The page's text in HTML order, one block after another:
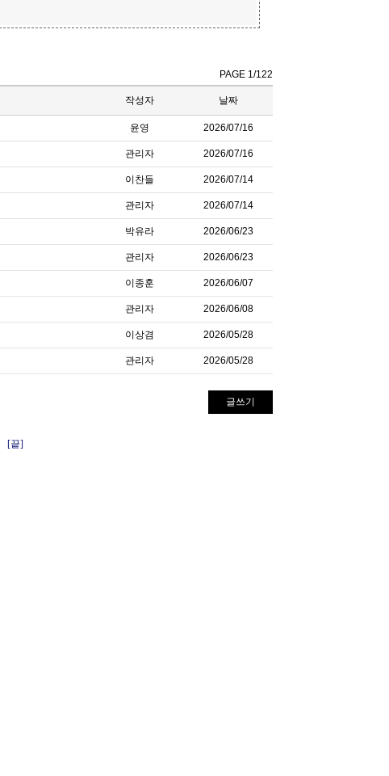
PAGE 1/122
작성자 날짜
윤영 2026/07/16
관리자 2026/07/16
이찬들 2026/07/14
관리자 2026/07/14
박유라 2026/06/23
관리자 2026/06/23
이종훈 2026/06/07
관리자 2026/06/08
이상겸 2026/05/28
관리자 2026/05/28
글쓰기
[끝]